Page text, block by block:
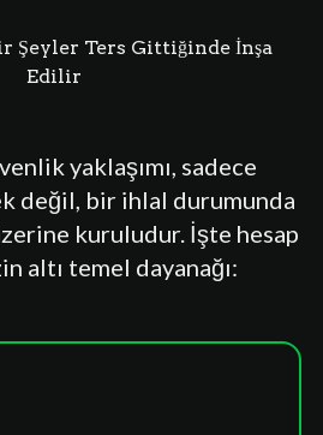
Şeyler Ters Gittiğinde İnşa
Edilir
yaklaşımı, sadece
değil, bir ihlal durumunda
kuruludur. İşte hesap
altı temel dayanağı: